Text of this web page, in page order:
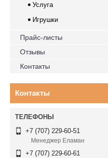
Услуга
Игрушки
Прайс-листы
Отзывы
Контакты
Контакты
+7 (707) 229-60-51
Менеджер Еламан
+7 (707) 229-60-61